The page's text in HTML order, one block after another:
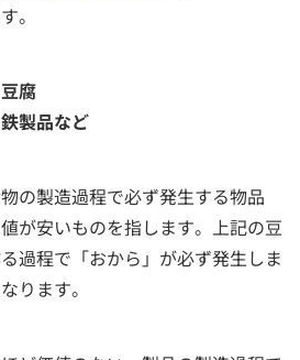
。
腐
製品など
の製造過程で必ず発生する物品
が安いものを指します。上記の豆
過程で「おから」が必ず発生しま
ります。